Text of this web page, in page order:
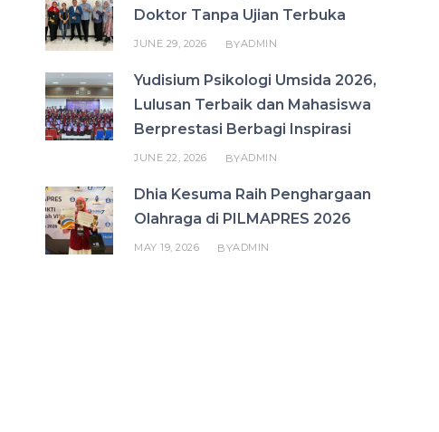
Doktor Tanpa Ujian Terbuka
JUNE 29, 2026 BYADMIN
Yudisium Psikologi Umsida 2026,
Lulusan Terbaik dan Mahasiswa
Berprestasi Berbagi Inspirasi
JUNE 22, 2026 BYADMIN
Dhia Kesuma Raih Penghargaan
Olahraga di PILMAPRES 2026
MAY 19, 2026 BYADMIN